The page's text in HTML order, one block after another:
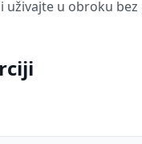
uživajte u obroku